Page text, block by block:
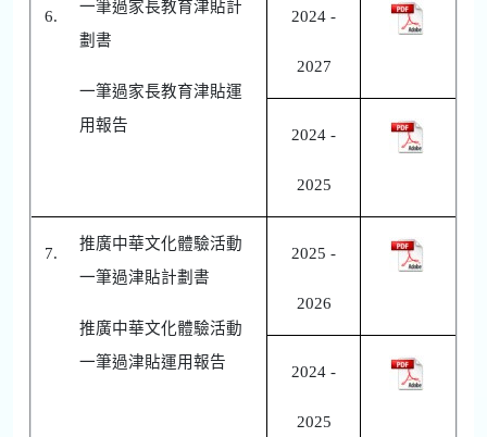
6.
一筆過家長教育津貼計
劃書
一筆過家長教育津貼運
用報告
2024 -
2027
2024 -
2025
7.
推廣中華文化體驗活動
一筆過津貼計劃書
推廣中華文化體驗活動
一筆過津貼運用報告
2025 -
2026
2024 -
2025